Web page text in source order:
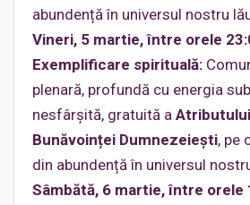
abundență în universul nostru
Vineri, 5 martie, între orele
Exemplificare spirituală:
plenară, profundă cu energia
nesfârşită, gratuită a
Bunăvoinței Dumnezeieşti, pe
din abundență în universul
Sâmbătă, 6 martie, între orele